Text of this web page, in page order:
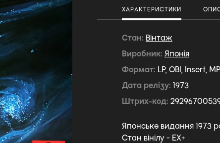
ХАРАКТЕРИСТИКИ
Стан Вiнтаж
Виробник Японія
Формат LP, OBI, Insert,
Дата релізу 1973
Штрих-код
Японське видання 1973
Стан вінілу - EX+